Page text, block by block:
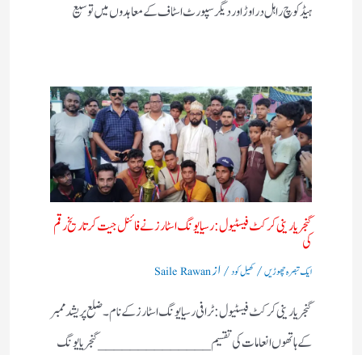
ہیڈ کوچ راہل دراوڑ اور دیگر سپورٹ اسٹاف کے معاہدوں میں توسیع
گنجریا رینی کرکٹ فیسٹیول: رسیا یونگ اسٹارز نے فائنل جیت کر تاریخ رقم
کی
ایک تبصرہ چھوڑیں/کھیل کود/ ازSaile Rawan
گنجریا رینی کرکٹ فیسٹیول: ٹرافی رسیا یونگ اسٹارز کے نام ۔ ضلع پریشد ممبر
کے ہاتھوں انعامات کی تقسیم ______________ گنجریا یونگ